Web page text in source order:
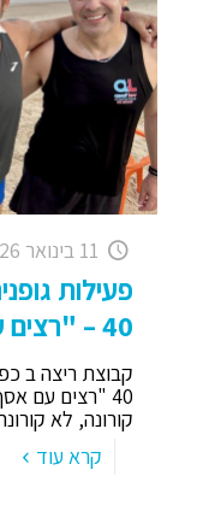
11 בינואר 2026
פעילות
40 – "רצים עם אסף"
קבוצת ריצה ב
40 "רצים עם
קורונה, לא
קרא עוד